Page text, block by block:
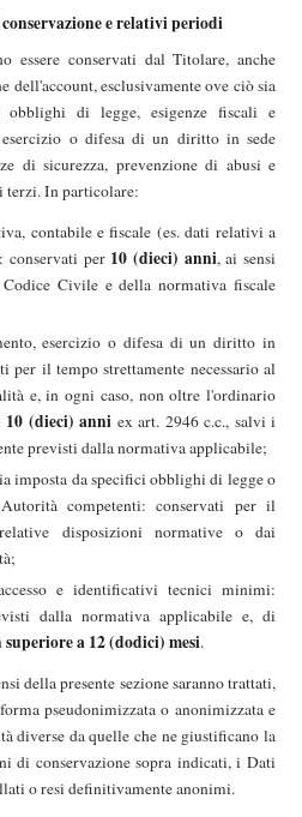
e relativi periodi
essere conservati dal Titolare, anche
dell'account, esclusivamente ove ciò sia
obblighi di legge, esigenze fiscali e
esercizio o difesa di un diritto in sede
di sicurezza, prevenzione di abusi e
In particolare:
contabile e fiscale (es. dati relativi a
conservati per 10 (dieci) anni, ai sensi
Civile e della normativa fiscale
esercizio o difesa di un diritto in
per il tempo strettamente necessario al
e, in ogni caso, non oltre l'ordinario
10 (dieci) anni ex art. 2946 c.c., salvi i
previsti dalla normativa applicabile;
imposta da specifici obblighi di legge o
competenti: conservati per il
disposizioni normative o dai
e identificativi tecnici minimi:
dalla normativa applicabile e, di
superiore a 12 (dodici) mesi.
della presente sezione saranno trattati,
pseudonimizzata o anonimizzata e
diverse da quelle che ne giustificano la
di conservazione sopra indicati, i Dati
o resi definitivamente anonimi.